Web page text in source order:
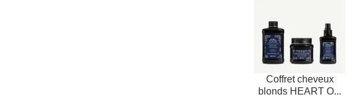
Coffret cheveux
blonds HEART O...
AJOUTER
AU PANIER
PLUS
D'INFOS